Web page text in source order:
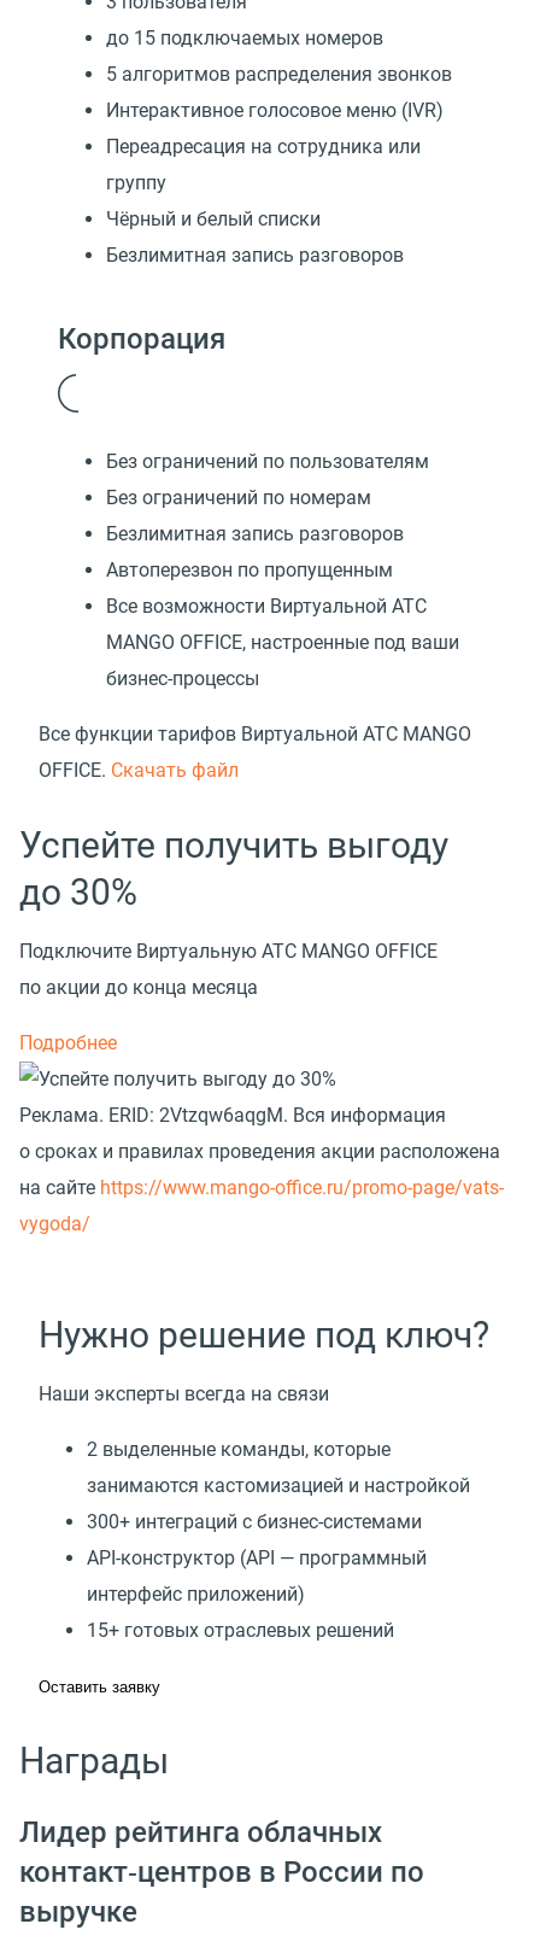
до 15 подключаемых номеров
5 алгоритмов распределения звонков
Интерактивное голосовое меню (IVR)
Переадресация на сотрудника или
группу
Чёрный и белый списки
Безлимитная запись разговоров
Корпорация
Без ограничений по пользователям
Без ограничений по номерам
Безлимитная запись разговоров
Автоперезвон по пропущенным
Все возможности Виртуальной АТС
MANGO OFFICE, настроенные под ваши
бизнес-процессы
Все функции тарифов Виртуальной АТС MANGO
OFFICE. Скачать файл
Успейте получить выгоду
до 30%
Подключите Виртуальную АТС MANGO OFFICE
по акции до конца месяца
Подробнее
Реклама. ERID: 2Vtzqw6aqgM. Вся информация
о сроках и правилах проведения акции расположена
на сайте https://www.mango-office.ru/promo-page/vats-
vygoda/
Нужно решение под ключ?
Наши эксперты всегда на связи
2 выделенные команды, которые
занимаются кастомизацией и настройкой
300+ интеграций с бизнес-системами
API-конструктор (API — программный
интерфейс приложений)
15+ готовых отраслевых решений
Оставить заявку
Награды
Лидер рейтинга облачных
контакт‑центров в России по
выручке